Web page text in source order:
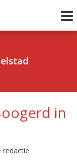
in
redactie